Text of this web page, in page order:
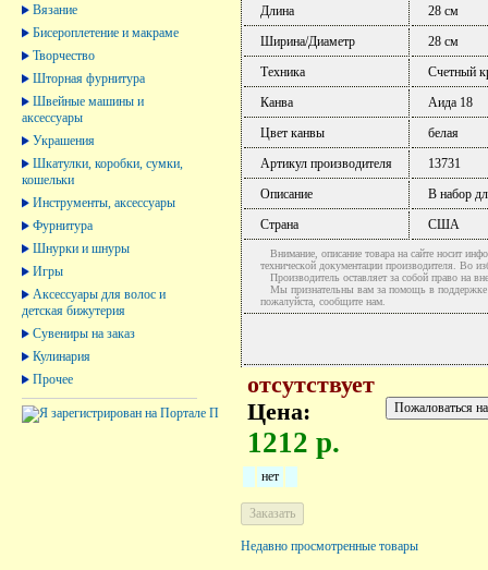
Вязание
Бисероплетение и макраме
Творчество
Шторная фурнитура
Швейные машины и
аксессуары
Украшения
Шкатулки, коробки, сумки,
кошельки
Инструменты, аксессуары
Фурнитура
Шнурки и шнуры
Игры
Аксессуары для волос и
детская бижутерия
Сувениры на заказ
Кулинария
Прочее
Длина
28 см
Ширина/Диаметр
28 см
Техника
Счетный
Канва
Аида 18
Цвет канвы
белая
Артикул производителя
13731
Описание
В набор
Страна
США
Внимание, описание товара на сайте носит
технической документации производителя. Во
Производитель оставляет за собой право на
Мы признательны вам за помощь в поддержке
пожалуйста, сообщите нам.
отсутствует
Цена:
1212 р.
нет
Недавно просмотренные товары